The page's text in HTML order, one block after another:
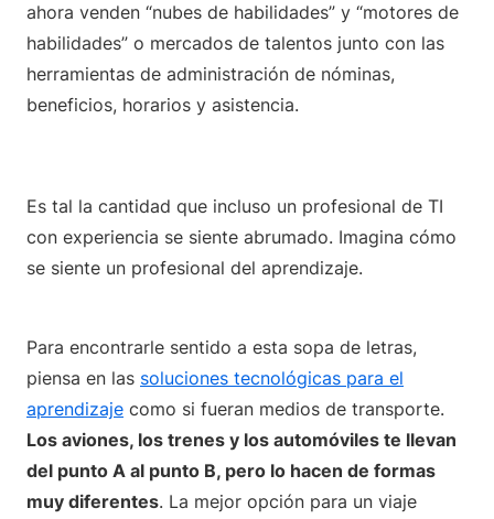
ahora venden “nubes de habilidades” y “motores de
habilidades” o mercados de talentos junto con las
herramientas de administración de nóminas,
beneficios, horarios y asistencia.
Es tal la cantidad que incluso un profesional de TI
con experiencia se siente abrumado. Imagina cómo
se siente un profesional del aprendizaje.
Para encontrarle sentido a esta sopa de letras,
piensa en las soluciones tecnológicas para el
aprendizaje como si fueran medios de transporte.
Los aviones, los trenes y los automóviles te llevan
del punto A al punto B, pero lo hacen de formas
muy diferentes. La mejor opción para un viaje